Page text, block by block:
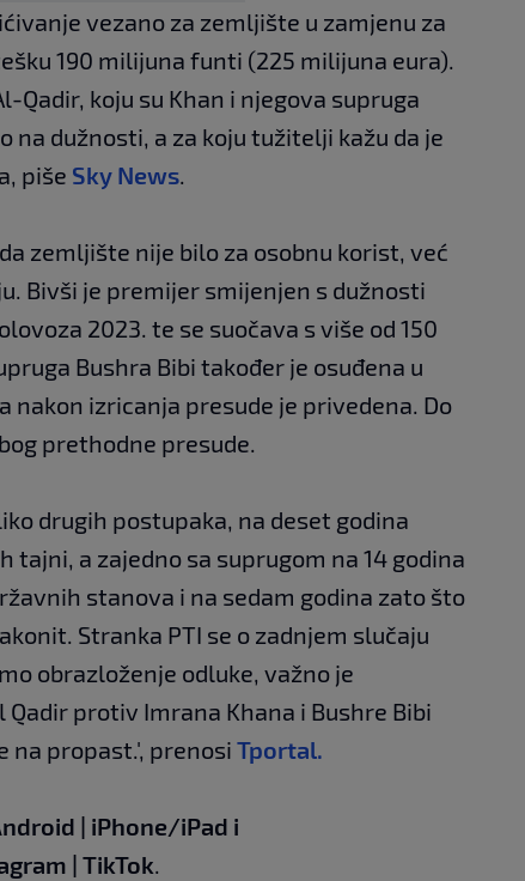
vezano za zemljište u zamjenu za
190 milijuna funti (225 milijuna eura).
Qadir, koju su Khan i njegova supruga
na dužnosti, a za koju tužitelji kažu da je
piše Sky News.
zemljište nije bilo za osobnu korist, već
Bivši je premijer smijenjen s dužnosti
2023. te se suočava s više od 150
Bushra Bibi također je osuđena u
nakon izricanja presude je privedena. Do
prethodne presude.
drugih postupaka, na deset godina
a zajedno sa suprugom na 14 godina
stanova i na sedam godina zato što
Stranka PTI se o zadnjem slučaju
obrazloženje odluke, važno je
protiv Imrana Khana i Bushre Bibi
na propast.', prenosi Tportal.
| iPhone/iPad i
| TikTok.